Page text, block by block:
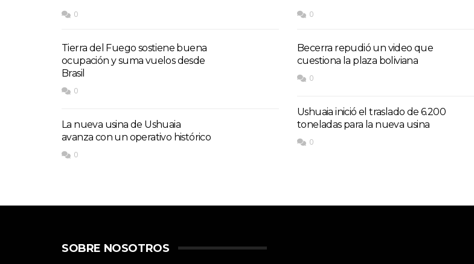
0
Tierra del Fuego sostiene buena
ocupación y suma vuelos desde
Brasil
0
La nueva usina de Ushuaia
avanza con un operativo histórico
0
0
Becerra repudió un video que
cuestiona la plaza boliviana
0
Ushuaia inició el traslado de 6.200
toneladas para la nueva usina
0
SOBRE NOSOTROS